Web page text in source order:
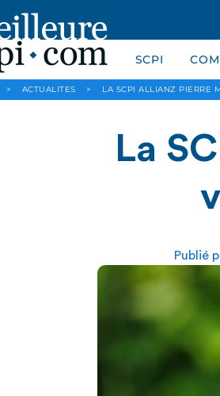
SCPI
> ACTUALITES > LA SCPI ALLIANZ PIERRE
La
Publié